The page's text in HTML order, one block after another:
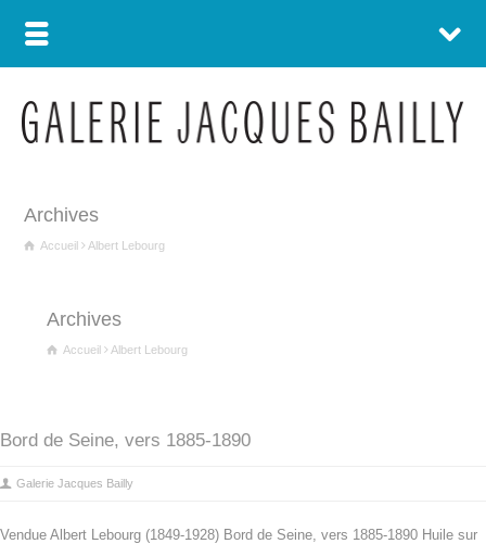
Archives
Accueil Albert Lebourg
Archives
Accueil Albert Lebourg
Bord de Seine, vers 1885-1890
Galerie Jacques Bailly
Vendue Albert Lebourg (1849-1928) Bord de Seine, vers 1885-1890 Huile sur